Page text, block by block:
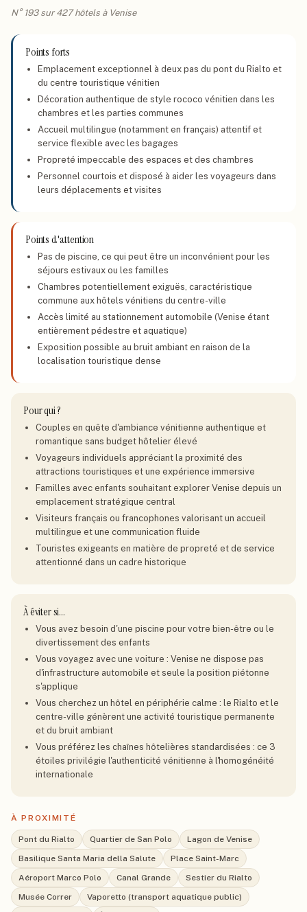
N° 193 sur 427 hôtels à Venise
Points forts
Emplacement exceptionnel à deux pas du pont du Rialto et
du centre touristique vénitien
Décoration authentique de style rococo vénitien dans les
chambres et les parties communes
Accueil multilingue (notamment en français) attentif et
service flexible avec les bagages
Propreté impeccable des espaces et des chambres
Personnel courtois et disposé à aider les voyageurs dans
leurs déplacements et visites
Points d'attention
Pas de piscine, ce qui peut être un inconvénient pour les
séjours estivaux ou les familles
Chambres potentiellement exiguës, caractéristique
commune aux hôtels vénitiens du centre-ville
Accès limité au stationnement automobile (Venise étant
entièrement pédestre et aquatique)
Exposition possible au bruit ambiant en raison de la
localisation touristique dense
Pour qui ?
Couples en quête d'ambiance vénitienne authentique et
romantique sans budget hôtelier élevé
Voyageurs individuels appréciant la proximité des
attractions touristiques et une expérience immersive
Familles avec enfants souhaitant explorer Venise depuis un
emplacement stratégique central
Visiteurs français ou francophones valorisant un accueil
multilingue et une communication fluide
Touristes exigeants en matière de propreté et de service
attentionné dans un cadre historique
À éviter si…
Vous avez besoin d'une piscine pour votre bien-être ou le
divertissement des enfants
Vous voyagez avec une voiture : Venise ne dispose pas
d'infrastructure automobile et seule la position piétonne
s'applique
Vous cherchez un hôtel en périphérie calme : le Rialto et le
centre-ville génèrent une activité touristique permanente
et du bruit ambiant
Vous préférez les chaînes hôtelières standardisées : ce 3
étoiles privilégie l'authenticité vénitienne à l'homogénéité
internationale
À PROXIMITÉ
Pont du Rialto Quartier de San Polo
Lagon de Venise
Basilique Santa Maria della Salute
Place Saint-Marc
Aéroport Marco Polo
Canal Grande
Sestier du Rialto
Musée Correr
Vaporetto (transport aquatique public)